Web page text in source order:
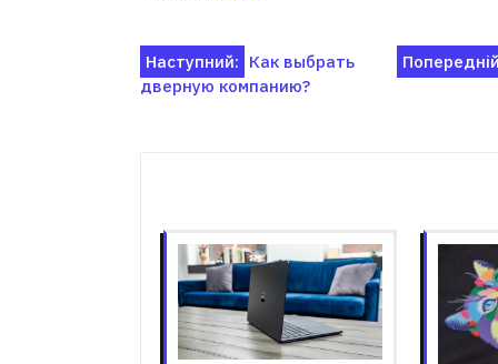
Навігація
Наступний: Как выбрать
дверную компанию?